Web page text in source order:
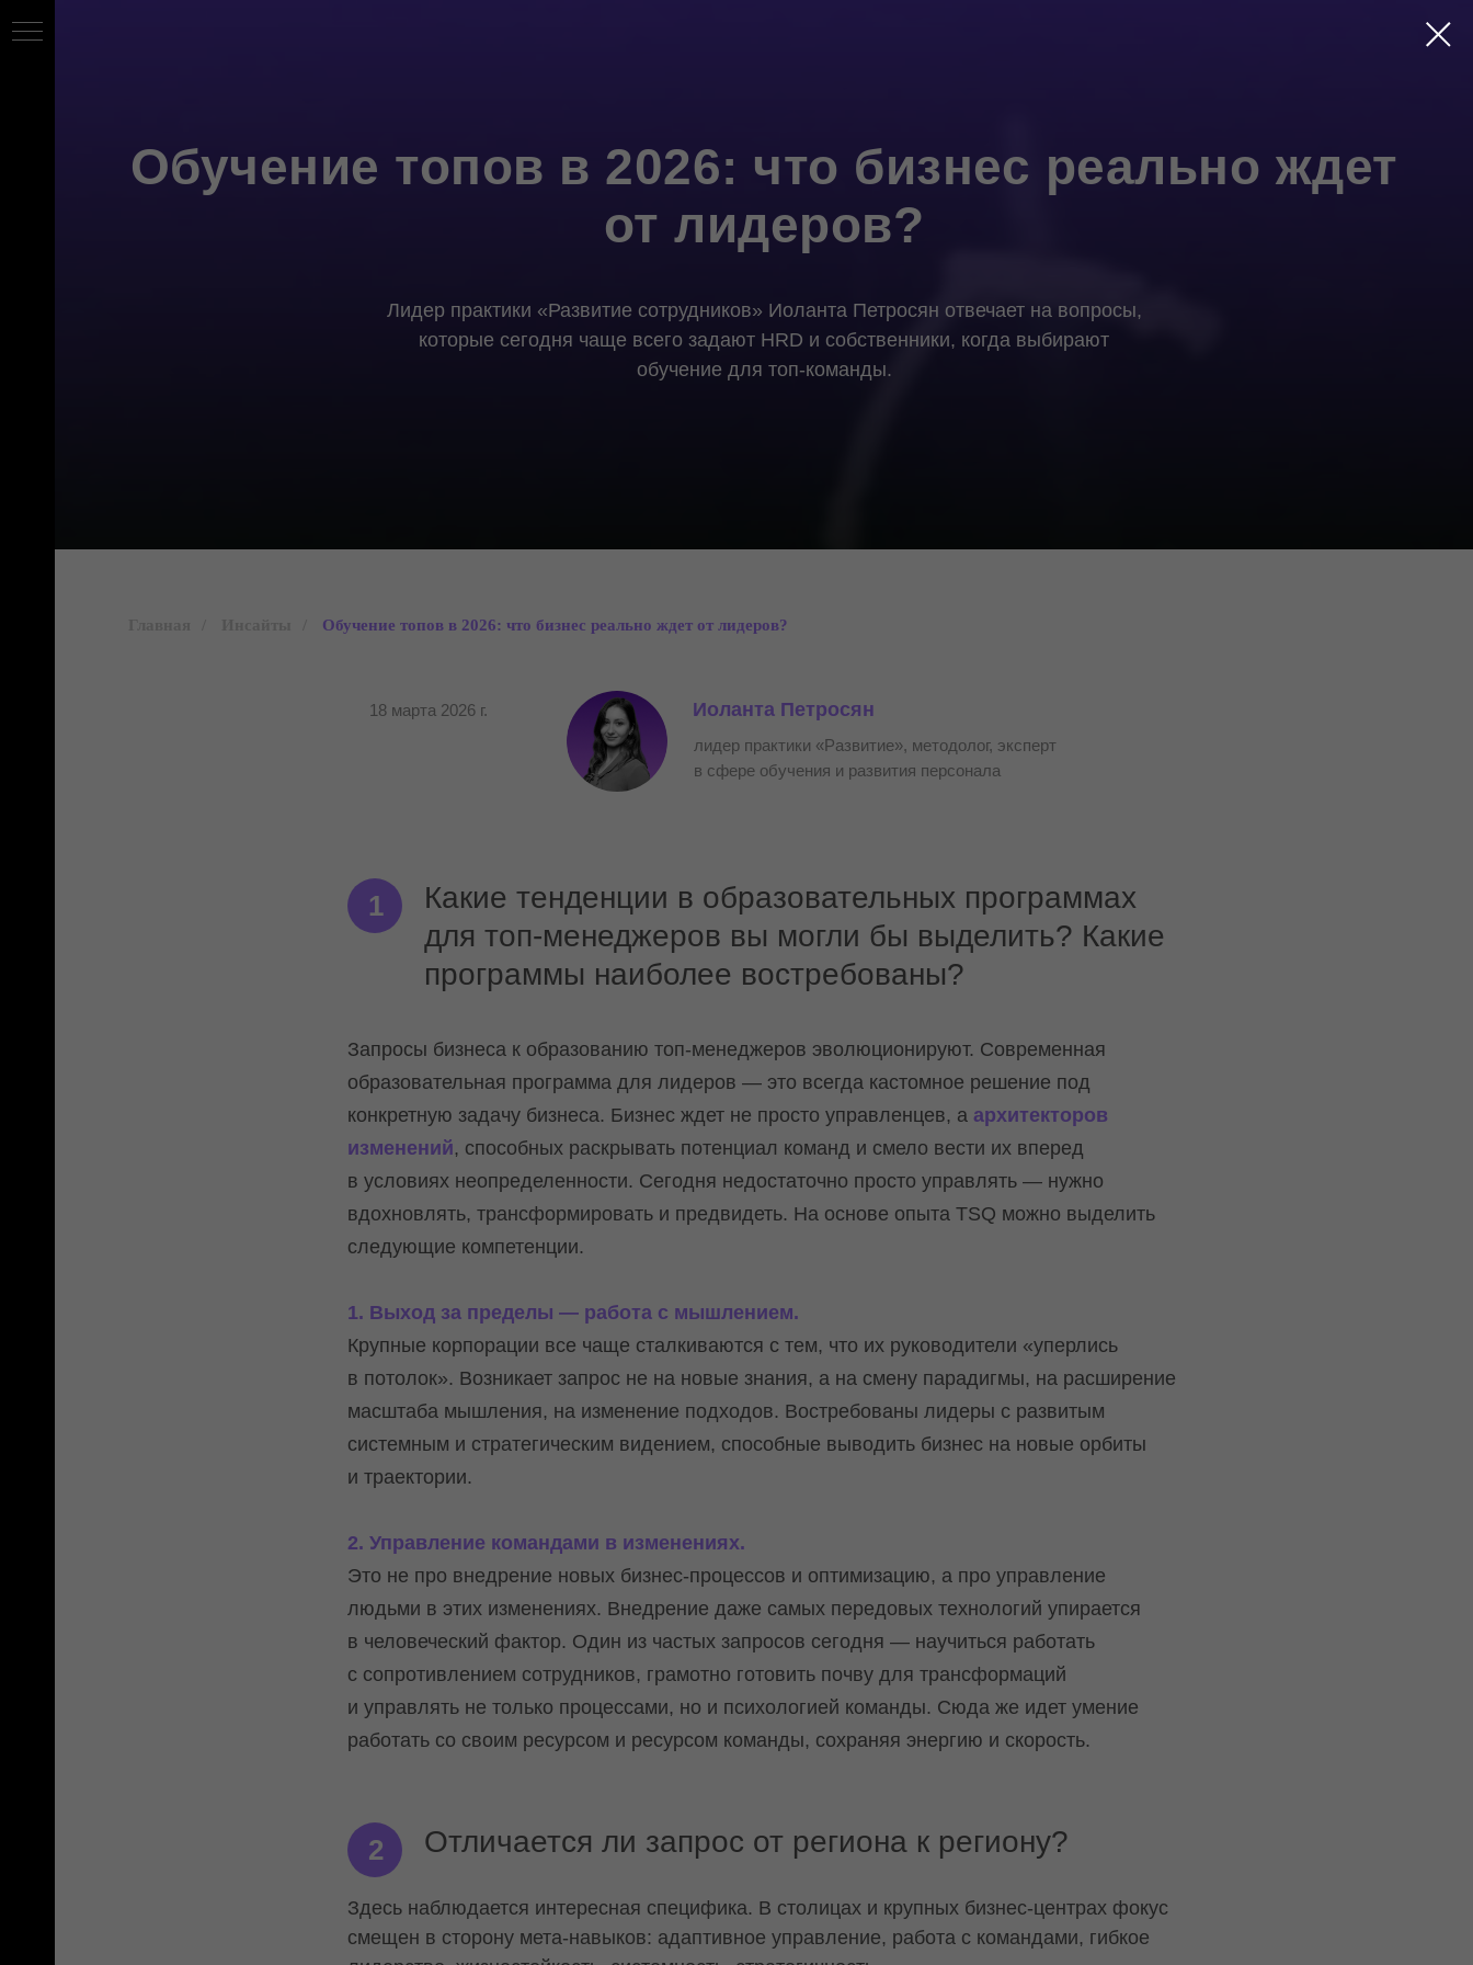
Обучение топов в 2026: что бизнес реально ждет
от лидеров?
Лидер практики «Развитие сотрудников» Иоланта Петросян отвечает на вопросы,
которые сегодня чаще всего задают HRD и собственники, когда выбирают
обучение для топ-команды.
Обучение топов в 2026: что бизнес реально ждет от лидеров?
Иоланта Петросян
лидер практики «Развитие», методолог, эксперт
в сфере обучения и развития персонала
18 марта 2026 г.
1
Какие тенденции в образовательных программах
для топ-менеджеров вы могли бы выделить? Какие
программы наиболее востребованы?
Запросы бизнеса к образованию топ-менеджеров эволюционируют. Современная
образовательная программа для лидеров — это всегда кастомное решение под
конкретную задачу бизнеса. Бизнес ждет не просто управленцев, а архитекторов
изменений, способных раскрывать потенциал команд и смело вести их вперед
в условиях неопределенности. Сегодня недостаточно просто управлять — нужно
вдохновлять, трансформировать и предвидеть. На основе опыта TSQ можно выделить
следующие компетенции.
1. Выход за пределы — работа с мышлением.
Крупные корпорации все чаще сталкиваются с тем, что их руководители «уперлись
в потолок». Возникает запрос не на новые знания, а на смену парадигмы, на расширение
масштаба мышления, на изменение подходов. Востребованы лидеры с развитым
системным и стратегическим видением, способные выводить бизнес на новые орбиты
и траектории.
2. Управление командами в изменениях.
Это не про внедрение новых бизнес-процессов и оптимизацию, а про управление
людьми в этих изменениях. Внедрение даже самых передовых технологий упирается
в человеческий фактор. Один из частых запросов сегодня — научиться работать
с сопротивлением сотрудников, грамотно готовить почву для трансформаций
и управлять не только процессами, но и психологией команды. Сюда же идет умение
работать со своим ресурсом и ресурсом команды, сохраняя энергию и скорость.
2 Отличается ли запрос от региона к региону?
Здесь наблюдается интересная специфика. В столицах и крупных бизнес-центрах фокус
смещен в сторону мета-навыков: адаптивное управление, работа с командами, гибкое